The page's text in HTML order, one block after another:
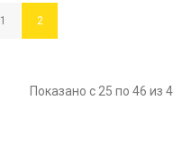
1 2
Показано с 25 по 46 из